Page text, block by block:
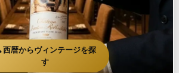
西暦からヴィンテージを探
す